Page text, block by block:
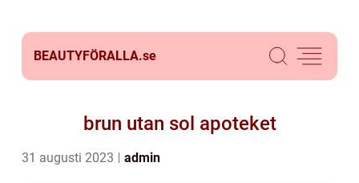
BEAUTYFÖRALLA.se
brun utan sol apoteket
31 augusti 2023 admin